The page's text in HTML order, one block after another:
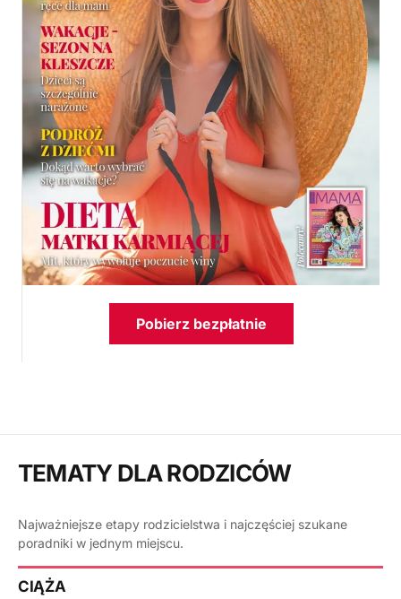
Pobierz bezpłatnie
TEMATY DLA RODZICÓW
Najważniejsze etapy rodzicielstwa i najczęściej szukane
poradniki w jednym miejscu.
CIĄŻA